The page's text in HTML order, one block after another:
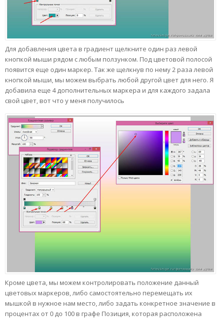
Для добавления цвета в градиент щелкните один раз левой
кнопкой мыши рядом с любым ползунком. Под цветовой полосой
появится еще один маркер. Так же щелкнув по нему 2 раза левой
кнопкой мыши, мы можем выбрать любой другой цвет для него. Я
добавила еще 4 дополнительных маркера и для каждого задала
свой цвет, вот что у меня получилось
Кроме цвета, мы можем контролировать положение данный
цветовых маркеров, либо самостоятельно перемещать их
мышкой в нужное нам место, либо задать конкретное значение в
процентах от 0 до 100 в графе Позиция, которая расположена